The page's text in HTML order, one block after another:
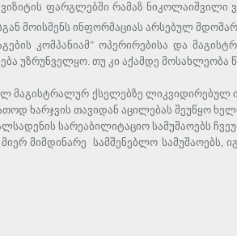
ფარგლებში რამაზ ნიკოლაიშვილი
მოისმენს ინფორმაციას არსებულ
კომპანიამ" ოპერირებისა და
უზრუნველყო. თუ კი აქამდე
მაგისტრალურ ქსელებზე
ხარჯვის თავიდან აცილებას შეუწყო
სარეაბილიტაციო სამუშაოებს
მიმდინარე სამშენებლო